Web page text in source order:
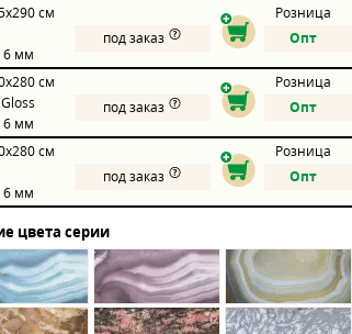
см
6 мм
Розница
под заказ
Опт
см
Gloss
6 мм
Розница
под заказ
Опт
см
6 мм
Розница
под заказ
Опт
цвета серии